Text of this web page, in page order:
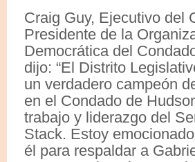
Craig Guy, Ejecutivo del
Presidente de la
Democrática del
dijo: “El Distrito
un verdadero campeón
en el Condado de
trabajo y liderazgo del
Stack. Estoy
él para respaldar a